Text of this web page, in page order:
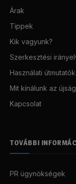
Árak
Tippek
Kik vagyunk?
Szerkesztési
Használati útmutatók
Mit kínálunk az
Kapcsolat
TOVÁBBI
PR ügynökségek